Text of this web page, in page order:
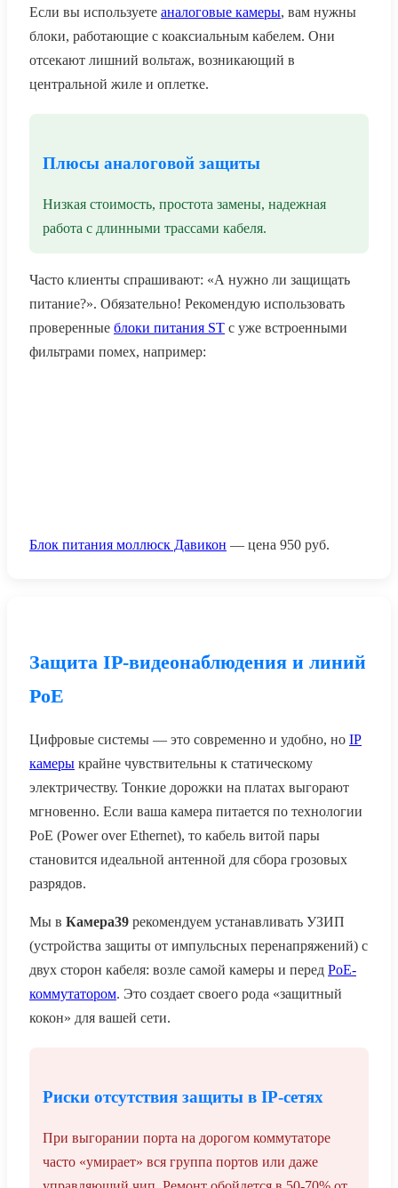
Если вы используете аналоговые камеры, вам нужны
блоки, работающие с коаксиальным кабелем. Они
отсекают лишний вольтаж, возникающий в
центральной жиле и оплетке.
Плюсы аналоговой защиты
Низкая стоимость, простота замены, надежная
работа с длинными трассами кабеля.
Часто клиенты спрашивают: «А нужно ли защищать
питание?». Обязательно! Рекомендую использовать
проверенные блоки питания ST с уже встроенными
фильтрами помех, например:
Блок питания моллюск Давикон — цена 950 руб.
Защита IP-видеонаблюдения и линий
PoE
Цифровые системы — это современно и удобно, но IP
камеры крайне чувствительны к статическому
электричеству. Тонкие дорожки на платах выгорают
мгновенно. Если ваша камера питается по технологии
PoE (Power over Ethernet), то кабель витой пары
становится идеальной антенной для сбора грозовых
разрядов.
Мы в Камера39 рекомендуем устанавливать УЗИП
(устройства защиты от импульсных перенапряжений) с
двух сторон кабеля: возле самой камеры и перед PoE-
коммутатором. Это создает своего рода «защитный
кокон» для вашей сети.
Риски отсутствия защиты в IP-сетях
При выгорании порта на дорогом коммутаторе
часто «умирает» вся группа портов или даже